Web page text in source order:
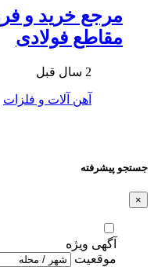
مرجع خرید و
مقاطع فولادی
2 سال قبل
آهن آلات و فلزات
جستجو پیشرفته
×
آگهی ویژه
موقعیت